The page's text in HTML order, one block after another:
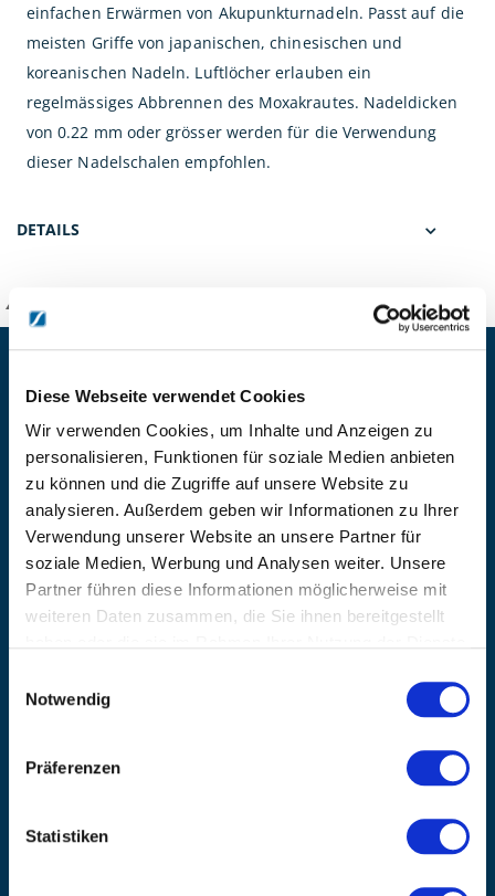
Diese Webseite verwendet Cookies
Wir verwenden Cookies, um Inhalte und Anzeigen zu
personalisieren, Funktionen für soziale Medien anbieten
zu können und die Zugriffe auf unsere Website zu
analysieren. Außerdem geben wir Informationen zu Ihrer
Verwendung unserer Website an unsere Partner für
soziale Medien, Werbung und Analysen weiter. Unsere
Partner führen diese Informationen möglicherweise mit
weiteren Daten zusammen, die Sie ihnen bereitgestellt
Notwendig
Präferenzen
Statistiken
einfachen Erwärmen von Akupunkturnadeln. Passt auf die
meisten Griffe von japanischen, chinesischen und
koreanischen Nadeln. Luftlöcher erlauben ein
regelmässiges Abbrennen des Moxakrautes. Nadeldicken
von 0.22 mm oder grösser werden für die Verwendung
dieser Nadelschalen empfohlen.
DETAILS
KANZLSPERGER GmbH
Ziegelhöhe 8, Berngau, D-92361
BÜRO HOTLINE
+49 (0) 9181/2593-0
EMAIL
info@kanzlsperger.de
BERATUNG & BESTELLUNG
Montag – Donnerstag: 08:00 – 17:00
Über Kanzlsperger
AGB nebst Kundeninformationen